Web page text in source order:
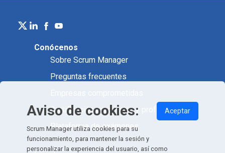
Conócenos
Sobre Scrum Manager
Preguntas frecuentes
Certificación académica y profesional
Plataforma de exámenes
Aviso de cookies:
Scrum Manager utiliza cookies para su
funcionamiento, para mantener la sesión y
personalizar la experiencia del usuario, así como
Aceptar